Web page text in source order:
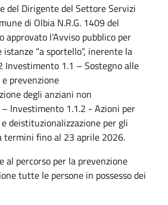
del Dirigente del Settore Servizi
di Olbia N.R.G. 1409 del
l’Avviso pubblico per
istanze “a sportello”, inerente la
Investimento 1.1 – Sostegno alle
prevenzione
degli anziani non
Investimento 1.1.2 - Azioni per
deistituzionalizzazione per gli
fino al 23 aprile 2026.
al percorso per la prevenzione
tutte le persone in possesso dei